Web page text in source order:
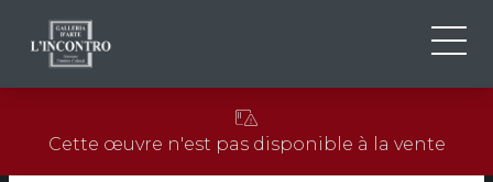
EN
FR
NEWS ED EVENTS
Cette œuvre n'est pas disponible à la vente